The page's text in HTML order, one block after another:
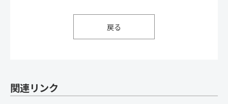
戻る
関連リンク